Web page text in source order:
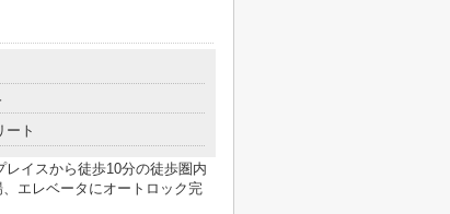
ート
イスから徒歩10分の徒歩圏内
エレベータにオートロック完